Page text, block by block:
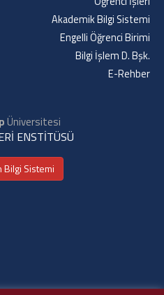
Akademik Bilgi Sistemi
Engelli Öğrenci Birimi
Bilgi İşlem D. Bşk.
E-Rehber
Üniversitesi
ENSTİTÜSÜ
Sistemi